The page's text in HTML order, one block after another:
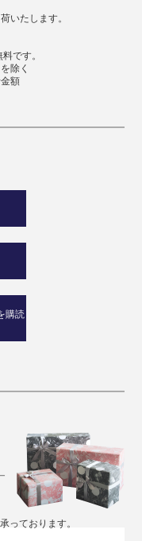
いたします。
です。
除く
額
購読
っております。